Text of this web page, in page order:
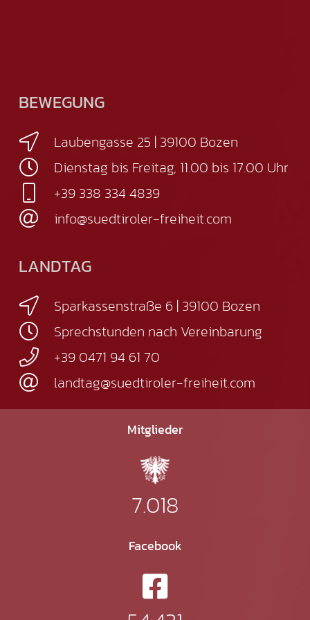
BEWEGUNG
Laubengasse 25 | 39100 Bozen
Dienstag bis Freitag, 11.00 bis 17.00 Uhr
+39 338 334 4839
info@suedtiroler-freiheit.com
LANDTAG
Sparkassenstraße 6 | 39100 Bozen
Sprechstunden nach Vereinbarung
+39 0471 94 61 70
landtag@suedtiroler-freiheit.com
Mitglieder
7.018
Facebook